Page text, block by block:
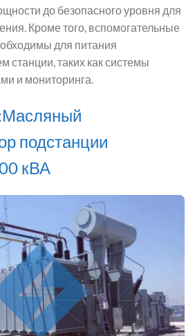
до безопасного уровня для
Кроме того, вспомогательные
для питания
станции, таких как системы
и мониторинга.
Масляный
подстанции
кВА